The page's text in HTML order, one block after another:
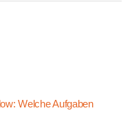
Welche Aufgaben